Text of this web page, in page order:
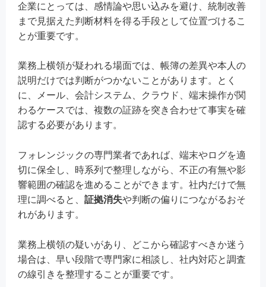
企業にとっては、感情論や思い込みを避け、統制改善
まで見据えた判断材料を得る手段として位置づけるこ
とが重要です。
業務上横領が疑われる場面では、帳簿の差異や本人の
説明だけでは判断がつかないことがあります。とく
に、メール、会計システム、クラウド、端末操作が関
わるケースでは、複数の証跡を突き合わせて事実を確
認する必要があります。
フォレンジックの専門業者であれば、端末やログを適
切に保全し、時系列で整理しながら、不正の有無や影
響範囲の確認を進めることができます。社内だけで無
理に調べると、 証拠消失や判断の偏りにつながるおそ
れがあります。
業務上横領の疑いがあり、どこから確認すべきか迷う
場合は、早い段階で専門家に相談し、社内対応と調査
の線引きを整理することが重要です。